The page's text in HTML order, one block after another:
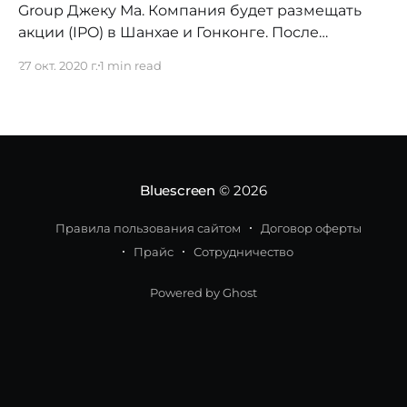
Group Джеку Ма. Компания будет размещать
акции (IPO) в Шанхае и Гонконге. После
привлечет $34,5 млрд в рамках своего двойного
время. Китайский гигант финансовых
27 окт. 2020 г.1 min read
Bluescreen © 2026
Правила пользования сайтом
Договор оферты
Прайс
Сотрудничество
Powered by Ghost